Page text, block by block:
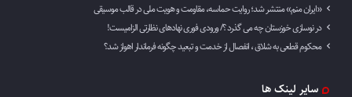
«ایران منم» منتشر شد؛ روایت حماسه، مقاومت و هویت ملی در قالب موسیقی
در نوسازی خوزستان چه می گذرد ؟/ ورودی فوری نهادهای نظارتی الزامیست!
محکوم قطعی به شلاق ، انفصال از خدمت و تبعید چگونه فرماندار اهواز شد؟
سایر لینک ها